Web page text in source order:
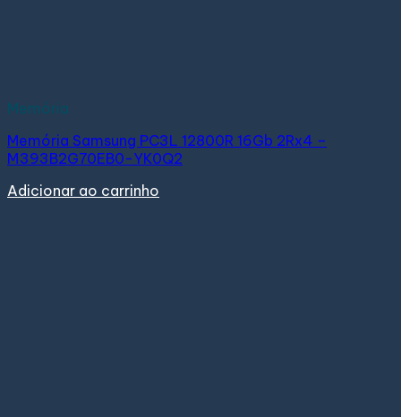
Memória
Memória Samsung PC3L 12800R 16Gb 2Rx4 –
M393B2G70EB0-YK0Q2
Adicionar ao carrinho